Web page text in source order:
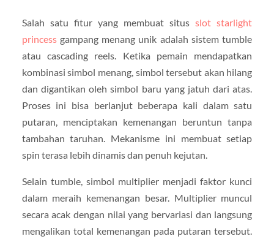
Salah satu fitur yang membuat situsslot starlight
princessgampang menang unik adalah sistem tumble
atau cascading reels. Ketika pemain mendapatkan
kombinasi simbol menang, simbol tersebut akan hilang
dan digantikan oleh simbol baru yang jatuh dari atas.
Proses ini bisa berlanjut beberapa kali dalam satu
putaran, menciptakan kemenangan beruntun tanpa
tambahan taruhan. Mekanisme ini membuat setiap
spin terasa lebih dinamis dan penuh kejutan.
Selain tumble, simbol multiplier menjadi faktor kunci
dalam meraih kemenangan besar. Multiplier muncul
secara acak dengan nilai yang bervariasi dan langsung
mengalikan total kemenangan pada putaran tersebut.